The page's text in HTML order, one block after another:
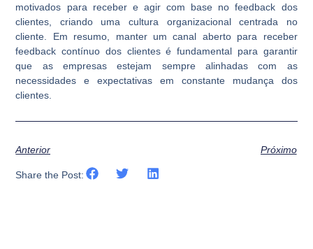
motivados para receber e agir com base no feedback dos
clientes, criando uma cultura organizacional centrada no
cliente. Em resumo, manter um canal aberto para receber
feedback contínuo dos clientes é fundamental para garantir
que as empresas estejam sempre alinhadas com as
necessidades e expectativas em constante mudança dos
clientes.
Anterior Próximo
Share the Post: